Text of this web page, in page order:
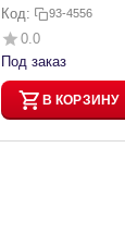
Код: 93-4556
0.0
Под заказ
В КОРЗИНУ